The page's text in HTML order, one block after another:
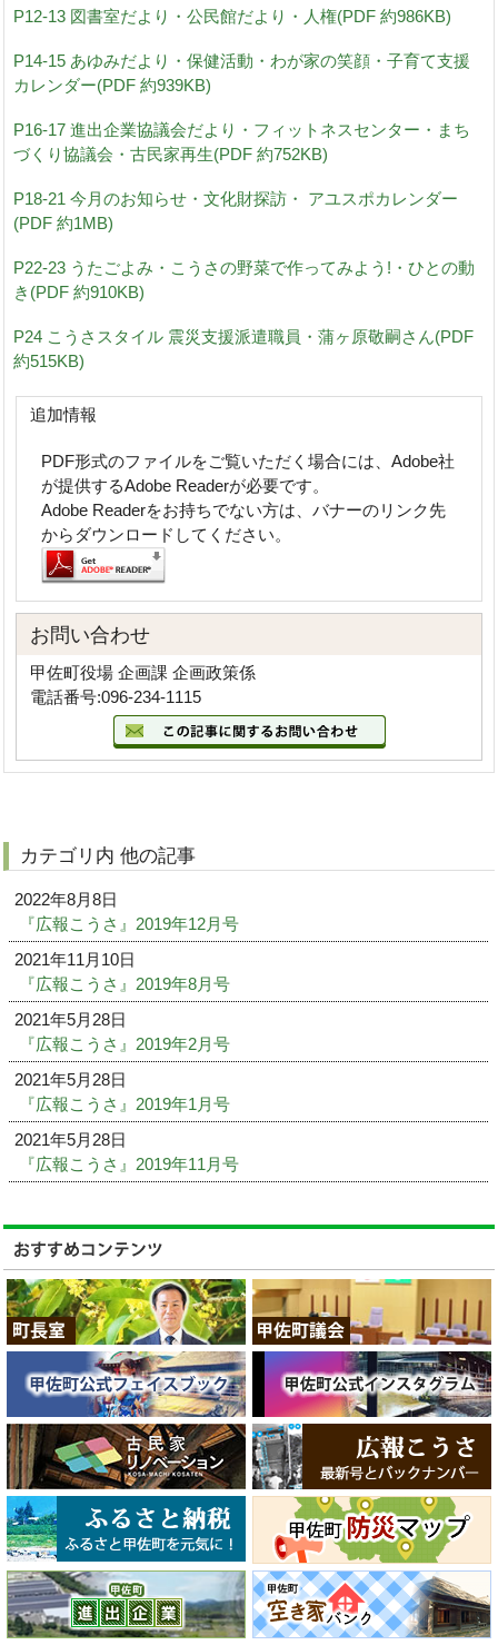
P12-13 図書室だより・公民館だより・人権(PDF 約986KB)
P14-15 あゆみだより・保健活動・わが家の笑顔・子育て支援
カレンダー(PDF 約939KB)
P16-17 進出企業協議会だより・フィットネスセンター・まち
づくり協議会・古民家再生(PDF 約752KB)
P18-21 今月のお知らせ・文化財探訪・ アユスポカレンダー
(PDF 約1MB)
P22-23 うたごよみ・こうさの野菜で作ってみよう!・ひとの動
き(PDF 約910KB)
P24 こうさスタイル 震災支援派遣職員・蒲ヶ原敬嗣さん(PDF
約515KB)
追加情報
PDF形式のファイルをご覧いただく場合には、Adobe社
が提供するAdobe Readerが必要です。
Adobe Readerをお持ちでない方は、バナーのリンク先
からダウンロードしてください。
お問い合わせ
甲佐町役場 企画課 企画政策係
電話番号:096-234-1115
カテゴリ内 他の記事
2022年8月8日
『広報こうさ』2019年12月号
2021年11月10日
『広報こうさ』2019年8月号
2021年5月28日
『広報こうさ』2019年2月号
2021年5月28日
『広報こうさ』2019年1月号
2021年5月28日
『広報こうさ』2019年11月号